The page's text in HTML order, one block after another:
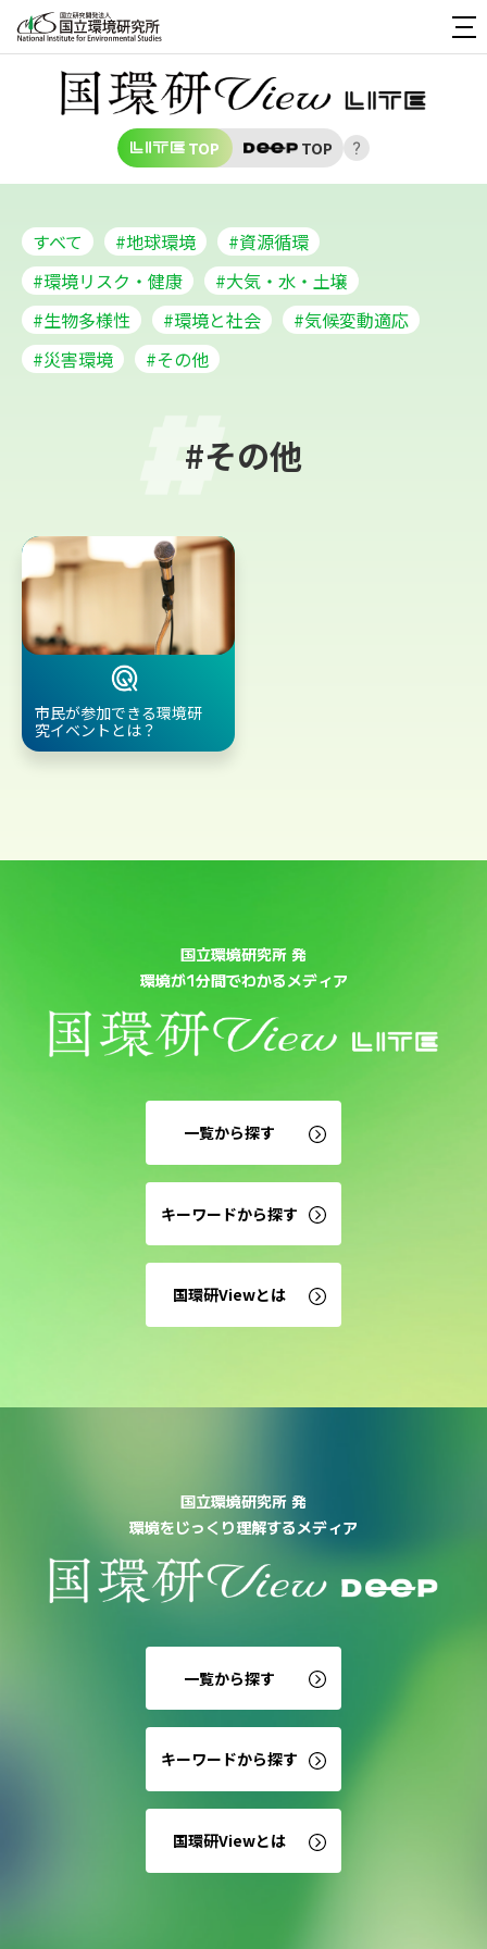
TOP TOP
すべて #地球環境
#資源循環
#環境リスク・健康
#大気・水・土壌
#生物多様性
#環境と社会
#気候変動適応
#災害環境
#その他
#その他
市民が参加できる環境研
究イベントとは？
国立環境研究所 発
環境が1分間でわかるメディア
一覧から探す
キーワードから探す
国環研Viewとは
国立環境研究所 発
環境をじっくり理解するメディア
一覧から探す
キーワードから探す
国環研Viewとは